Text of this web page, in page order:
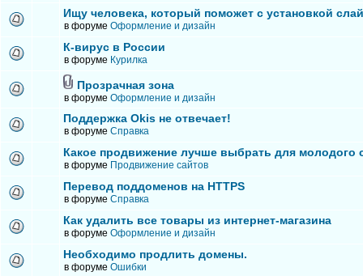
Ищу человека, который поможет с установкой
в форуме Оформление и дизайн
К-вирус в России
в форуме Курилка
Прозрачная зона
в форуме Оформление и дизайн
Поддержка Okis не отвечает!
в форуме Справка
Какое продвижение лучше выбрать для молодого
в форуме Продвижение сайтов
Перевод поддоменов на HTTPS
в форуме Справка
Как удалить все товары из интернет-магазина
в форуме Оформление и дизайн
Необходимо продлить домены.
в форуме Ошибки